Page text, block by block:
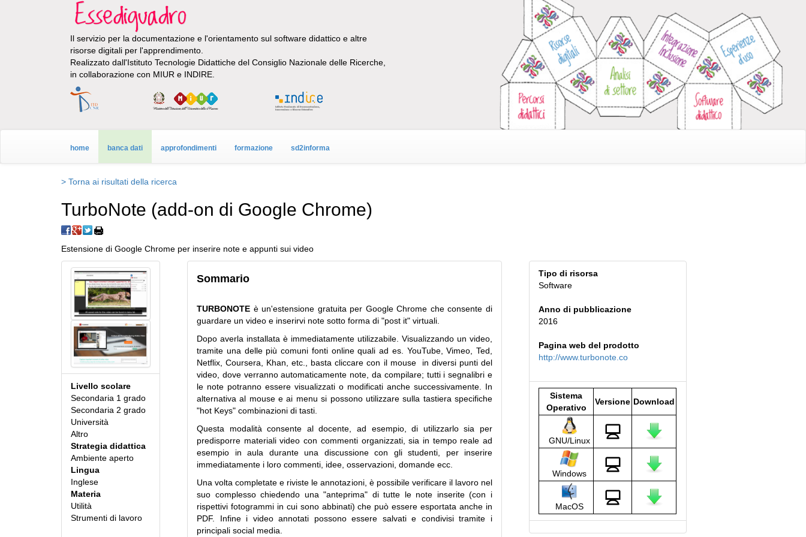
Il servizio per la documentazione e l'orientamento sul software didattico e altre
risorse digitali per l'apprendimento.
Realizzato dall'Istituto Tecnologie Didattiche del Consiglio Nazionale delle Ricerche,
in collaborazione con MIUR e INDIRE.
home banca dati approfondimenti formazione sd2informa
> Torna ai risultati della ricerca
TurboNote (add-on di Google Chrome)
Estensione di Google Chrome per inserire note e appunti sui video
Livello scolare
Secondaria 1 grado
Secondaria 2 grado
Università
Altro
Strategia didattica
Ambiente aperto
Lingua
Inglese
Materia
Utilità
Strumenti di lavoro
Sommario
TURBONOTE è un'estensione gratuita per Google Chrome che consente di
guardare un video e inserirvi note sotto forma di "post it" virtuali.
Dopo averla installata è immediatamente utilizzabile. Visualizzando un video,
tramite una delle più comuni fonti online quali ad es. YouTube, Vimeo, Ted,
Netflix, Coursera, Khan, etc., basta cliccare con il mouse in diversi punti del
video, dove verranno automaticamente note, da compilare; tutti i segnalibri e
le note potranno essere visualizzati o modificati anche successivamente. In
alternativa al mouse e ai menu si possono utilizzare sulla tastiera specifiche
"hot Keys" combinazioni di tasti.
Questa modalità consente al docente, ad esempio, di utilizzarlo sia per
predisporre materiali video con commenti organizzati, sia in tempo reale ad
esempio in aula durante una discussione con gli studenti, per inserire
immediatamente i loro commenti, idee, osservazioni, domande ecc.
Una volta completate e riviste le annotazioni, è possibile verificare il lavoro nel
suo complesso chiedendo una "anteprima" di tutte le note inserite (con i
rispettivi fotogrammi in cui sono abbinati) che può essere esportata anche in
PDF. Infine i video annotati possono essere salvati e condivisi tramite i
principali social media.
Tipo di risorsa
Software
Anno di pubblicazione
2016
Pagina web del prodotto
http://www.turbonote.co
Sistema
Operativo
Versione Download
GNU/Linux
Windows
MacOS